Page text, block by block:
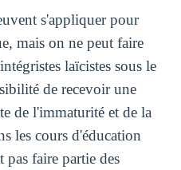
s'appliquer pour
mais on ne peut faire
laïcistes sous le
de recevoir une
de l'immaturité et de la
les cours d'éducation
pas faire partie des